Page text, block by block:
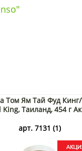
Том Ям Тай Фуд
King, Таиланд, 454 г
арт. 7131 (1)